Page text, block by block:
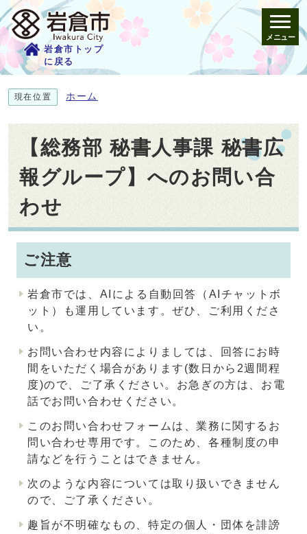
岩倉市トップ
に戻る
メニュー
現在位置 ホーム
【総務部 秘書人事課 秘書広
報グループ】へのお問い合
わせ
ご注意
岩倉市では、AIによる自動回答（AIチャットボ
ット）も運用しています。ぜひ、ご利用くださ
い。
お問い合わせ内容によりましては、回答にお時
間をいただく場合があります(数日から2週間程
度)ので、ご了承ください。お急ぎの方は、お電
話でお問い合わせください。
このお問い合わせフォームは、業務に関するお
問い合わせ専用です。このため、各種制度の申
請などを行うことはできません。
次のような内容については取り扱いできません
ので、ご了承ください。
趣旨が不明確なもの、特定の個人・団体を誹謗